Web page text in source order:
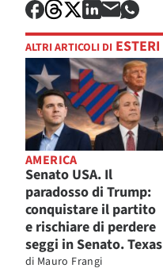
ALTRI ARTICOLI DI ESTERI
AMERICA
Senato USA. Il
paradosso di Trump:
conquistare il partito
e rischiare di perdere
seggi in Senato. Texas
di Mauro Frangi